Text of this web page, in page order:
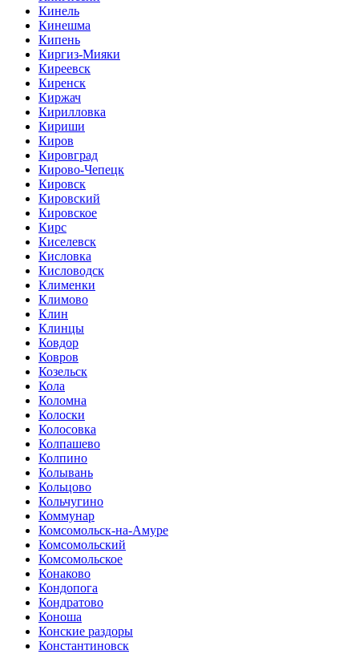
Кинель
Кинешма
Кипень
Киргиз-Мияки
Киреевск
Киренск
Киржач
Кирилловка
Кириши
Киров
Кировград
Кирово-Чепецк
Кировск
Кировский
Кировское
Кирс
Киселевск
Кисловка
Кисловодск
Клименки
Климово
Клин
Клинцы
Ковдор
Ковров
Козельск
Кола
Коломна
Колоски
Колосовка
Колпашево
Колпино
Колывань
Кольцово
Кольчугино
Коммунар
Комсомольск-на-Амуре
Комсомольский
Комсомольское
Конаково
Кондопога
Кондратово
Коноша
Конские раздоры
Константиновск